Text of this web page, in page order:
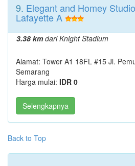
9. Elegant and Homey
Lafayette A
3.38 kmdari Knight Stadium
Alamat: Tower A1 18FL #15 Jl.
Semarang
Harga mulai: IDR 0
Selengkapnya
Back to Top